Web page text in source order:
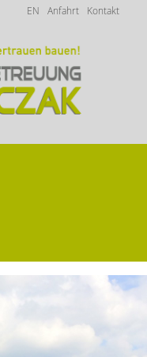
Kontakt
Anfahrt
EN